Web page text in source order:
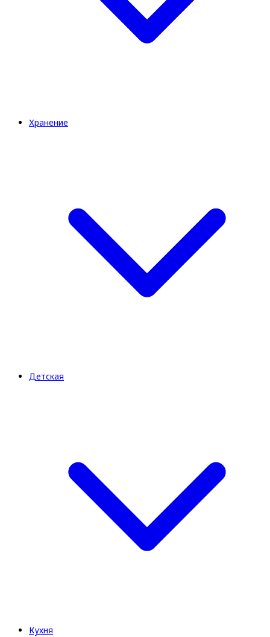
Хранение
Детская
Кухня